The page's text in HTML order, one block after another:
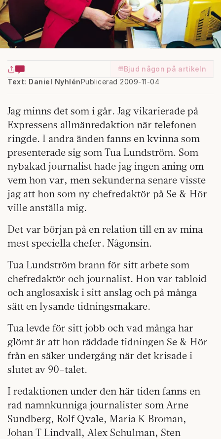
Bjud någon på artikeln
Text: Daniel NyhlénPublicerad 2009-11-04
Jag minns det som i går. Jag vikarierade på
Expressens allmänredaktion när telefonen
ringde. I andra änden fanns en kvinna som
presenterade sig som Tua Lundström. Som
nybakad journalist hade jag ingen aning om
vem hon var, men sekunderna senare visste
jag att hon som ny chefredaktör på Se & Hör
ville anställa mig.
Det var början på en relation till en av mina
mest speciella chefer. Någonsin.
Tua Lundström brann för sitt arbete som
chefredaktör och journalist. Hon var tabloid
och anglosaxisk i sitt anslag och på många
sätt en lysande tidningsmakare.
Tua levde för sitt jobb och vad många har
glömt är att hon räddade tidningen Se & Hör
från en säker undergång när det krisade i
slutet av 90-talet.
I redaktionen under den här tiden fanns en
rad namnkunniga journalister som Arne
Sundberg, Rolf Qvale, Maria K Broman,
Johan T Lindvall, Alex Schulman, Sten